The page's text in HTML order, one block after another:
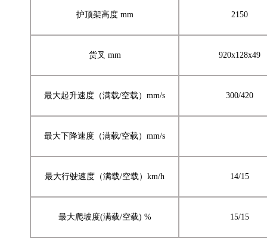
护顶架高度 mm 2150
货叉 mm 920x128x49
最大起升速度（满载/空载）mm/s 300/420
最大下降速度（满载/空载）mm/s
最大行驶速度（满载/空载）km/h 14/15
最大爬坡度(满载/空载) % 15/15